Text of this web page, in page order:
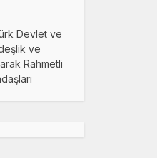
Devlet ve
ve
Rahmetli